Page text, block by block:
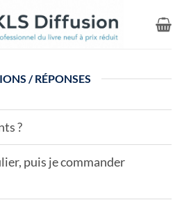
/ RÉPONSES
?
puis je commander